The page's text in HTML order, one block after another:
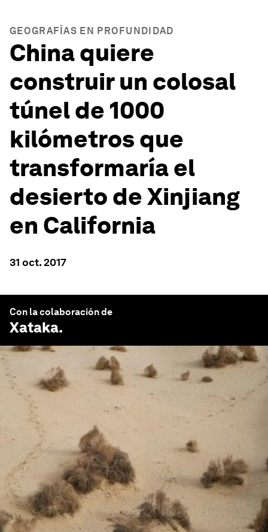
GEOGRAFÍAS EN PROFUNDIDAD
China quiere
construir un colosal
túnel de 1000
kilómetros que
transformaría el
desierto de Xinjiang
en California
31 oct. 2017
Con la colaboración de
Xataka.